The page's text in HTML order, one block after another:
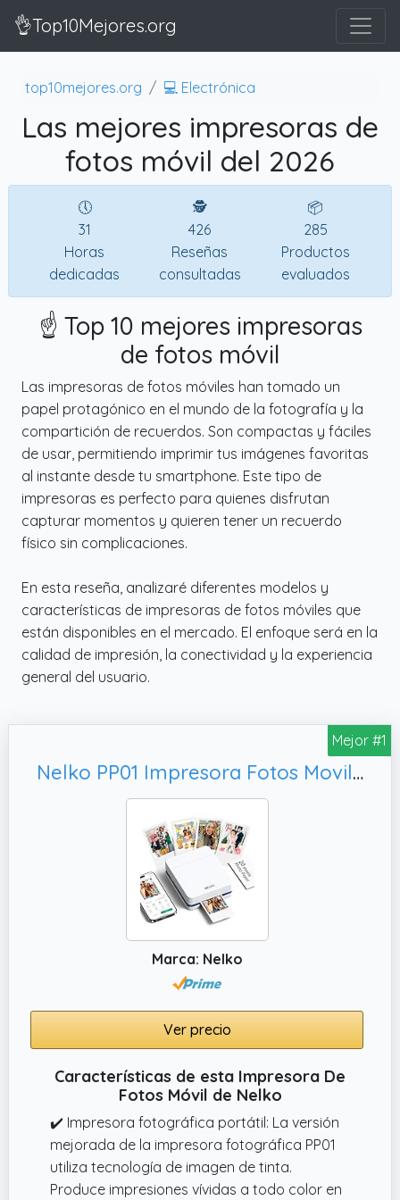
👌Top10Mejores.org
top10mejores.org 💻 Electrónica
Las mejores impresoras de
fotos móvil del 2026
🕔
31
Horas
dedicadas
🕵
426
Reseñas
consultadas
📦
285
Productos
evaluados
☝️ Top 10 mejores impresoras
de fotos móvil
Las impresoras de fotos móviles han tomado un
papel protagónico en el mundo de la fotografía y la
compartición de recuerdos. Son compactas y fáciles
de usar, permitiendo imprimir tus imágenes favoritas
al instante desde tu smartphone. Este tipo de
impresoras es perfecto para quienes disfrutan
capturar momentos y quieren tener un recuerdo
físico sin complicaciones.
En esta reseña, analizaré diferentes modelos y
características de impresoras de fotos móviles que
están disponibles en el mercado. El enfoque será en la
calidad de impresión, la conectividad y la experiencia
general del usuario.
Mejor #1
Nelko PP01 Impresora Fotos Movil, Blanco
Marca: Nelko
Ver precio
Características de esta Impresora De
Fotos Móvil de Nelko
✔️ Impresora fotográfica portátil: La versión
mejorada de la impresora fotográfica PP01
utiliza tecnología de imagen de tinta.
Produce impresiones vívidas a todo color en